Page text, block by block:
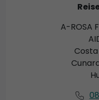
A-ROSA